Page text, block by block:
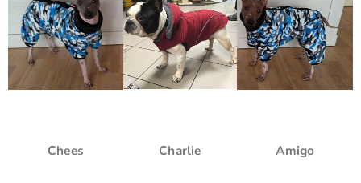
Chees Charlie Amigo